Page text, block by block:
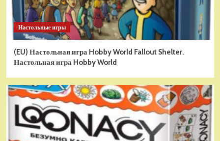
Настольные игры
(EU) Настольная игра Hobby World Fallout Shelter.
Настольная игра Hobby World